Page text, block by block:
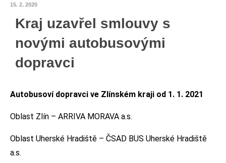
15. 2. 2020
Kraj uzavřel smlouvy s
novými autobusovými
dopravci
Autobusoví dopravci ve Zlínském kraji od 1. 1. 2021
Oblast Zlín – ARRIVA MORAVA a.s.
Oblast Uherské Hradiště – ČSAD BUS Uherské Hradiště
a.s.